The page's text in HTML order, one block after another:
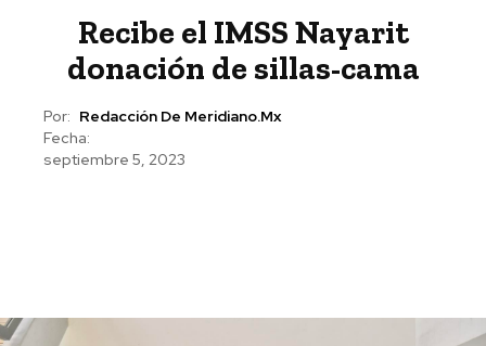
Recibe el IMSS Nayarit
donación de sillas-cama
Por: Redacción De Meridiano.mx
Fecha:
septiembre 5, 2023